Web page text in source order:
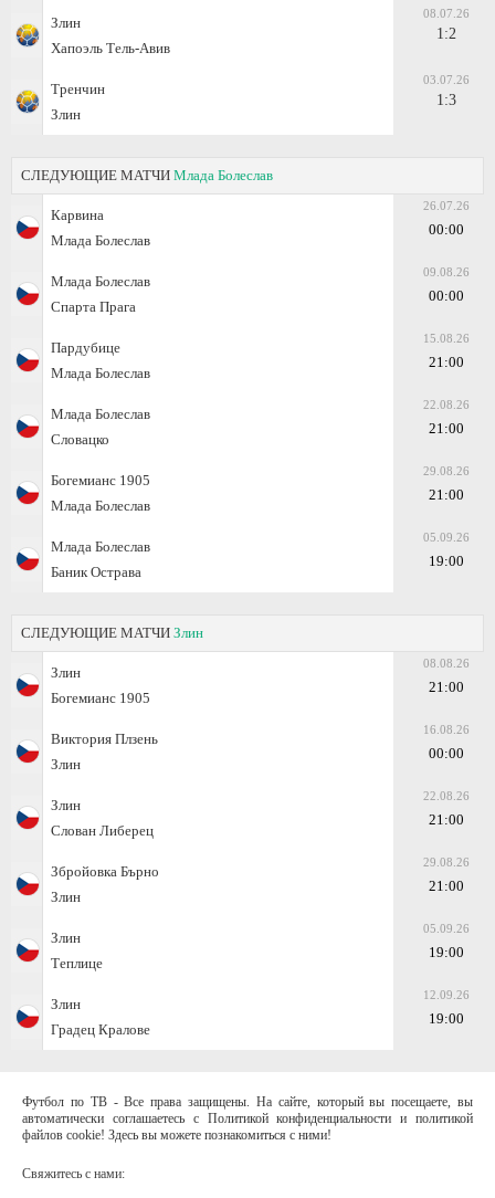
Злин
Хапоэль Тель-Авив
08.07.26
1:2
Тренчин
Злин
03.07.26
1:3
СЛЕДУЮЩИЕ МАТЧИ Млада Болеслав
Карвина
Млада Болеслав
26.07.26
00:00
Млада Болеслав
Спарта Прага
09.08.26
00:00
Пардубице
Млада Болеслав
15.08.26
21:00
Млада Болеслав
Словацко
22.08.26
21:00
Богемианс 1905
Млада Болеслав
29.08.26
21:00
Млада Болеслав
Баник Острава
05.09.26
19:00
СЛЕДУЮЩИЕ МАТЧИ Злин
Злин
Богемианс 1905
08.08.26
21:00
Виктория Плзень
Злин
16.08.26
00:00
Злин
Слован Либерец
22.08.26
21:00
Збройовка Бърно
Злин
29.08.26
21:00
Злин
Теплице
05.09.26
19:00
Злин
Градец Кралове
12.09.26
19:00
Футбол по ТВ - Все права защищены. На сайте, который вы посещаете, вы
автоматически соглашаетесь с Политикой конфиденциальности и политикой
файлов cookie! Здесь вы можете познакомиться с ними!
Свяжитесь с нами: